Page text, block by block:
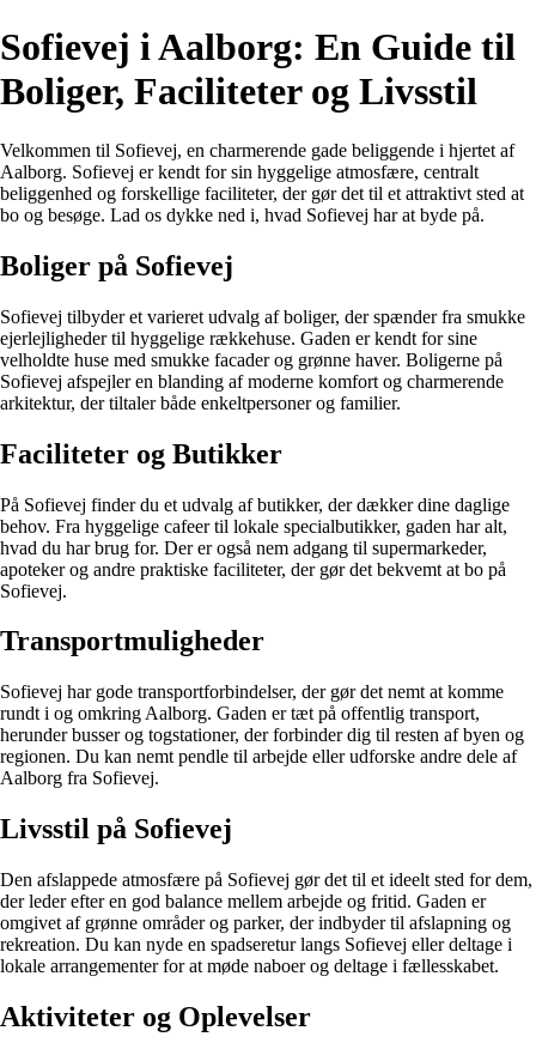
Sofievej i Aalborg: En Guide til
Boliger, Faciliteter og Livsstil
Velkommen til Sofievej, en charmerende gade beliggende i hjertet af
Aalborg. Sofievej er kendt for sin hyggelige atmosfære, centralt
beliggenhed og forskellige faciliteter, der gør det til et attraktivt sted at
bo og besøge. Lad os dykke ned i, hvad Sofievej har at byde på.
Boliger på Sofievej
Sofievej tilbyder et varieret udvalg af boliger, der spænder fra smukke
ejerlejligheder til hyggelige rækkehuse. Gaden er kendt for sine
velholdte huse med smukke facader og grønne haver. Boligerne på
Sofievej afspejler en blanding af moderne komfort og charmerende
arkitektur, der tiltaler både enkeltpersoner og familier.
Faciliteter og Butikker
På Sofievej finder du et udvalg af butikker, der dækker dine daglige
behov. Fra hyggelige cafeer til lokale specialbutikker, gaden har alt,
hvad du har brug for. Der er også nem adgang til supermarkeder,
apoteker og andre praktiske faciliteter, der gør det bekvemt at bo på
Sofievej.
Transportmuligheder
Sofievej har gode transportforbindelser, der gør det nemt at komme
rundt i og omkring Aalborg. Gaden er tæt på offentlig transport,
herunder busser og togstationer, der forbinder dig til resten af byen og
regionen. Du kan nemt pendle til arbejde eller udforske andre dele af
Aalborg fra Sofievej.
Livsstil på Sofievej
Den afslappede atmosfære på Sofievej gør det til et ideelt sted for dem,
der leder efter en god balance mellem arbejde og fritid. Gaden er
omgivet af grønne områder og parker, der indbyder til afslapning og
rekreation. Du kan nyde en spadseretur langs Sofievej eller deltage i
lokale arrangementer for at møde naboer og deltage i fællesskabet.
Aktiviteter og Oplevelser